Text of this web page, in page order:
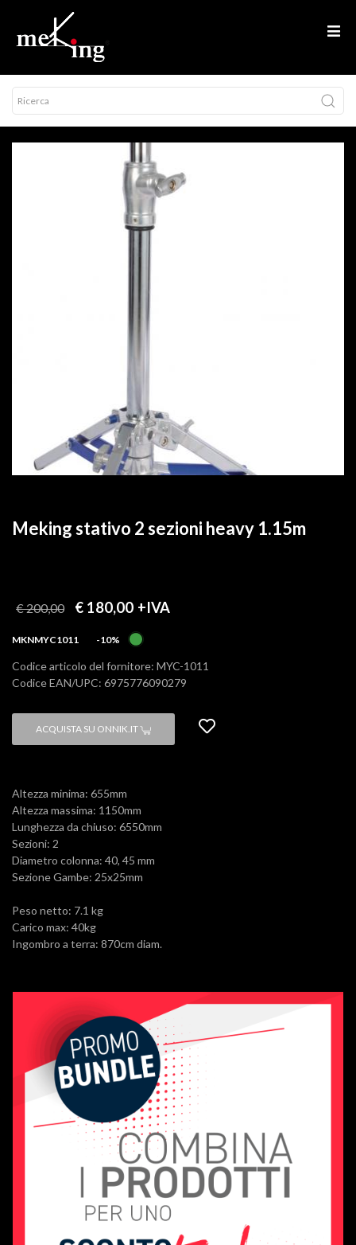
Meking stativo 2 sezioni heavy 1.15m
€ 200,00 € 180,00 +IVA
MKNMYC1011 -10%
Codice articolo del fornitore: MYC-1011
Codice EAN/UPC: 6975776090279
ACQUISTA SU ONNIK.IT
Altezza minima: 655mm
Altezza massima: 1150mm
Lunghezza da chiuso: 6550mm
Sezioni: 2
Diametro colonna: 40, 45 mm
Sezione Gambe: 25x25mm
Peso netto: 7.1 kg
Carico max: 40kg
Ingombro a terra: 870cm diam.